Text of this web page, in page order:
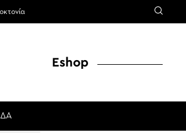
Eshop